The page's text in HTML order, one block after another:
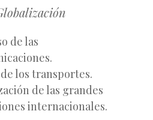
de las
los transportes.
de las grandes
internacionales.